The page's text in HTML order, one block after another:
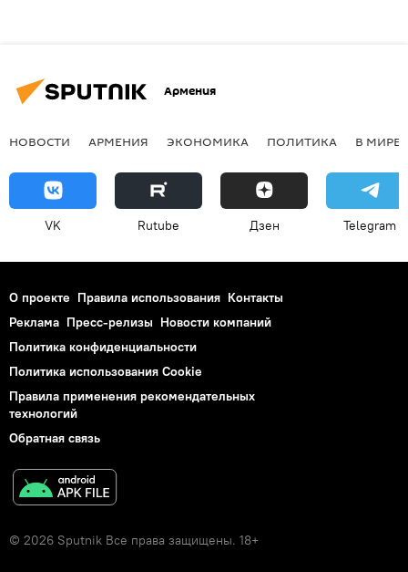
Армения
НОВОСТИ АРМЕНИЯ ЭКОНОМИКА ПОЛИТИКА В МИРЕ
VK Rutube Дзен Telegram
О проекте Правила использования Контакты
Реклама Пресс-релизы Новости компаний
Политика конфиденциальности
Политика использования Cookie
Правила применения рекомендательных
технологий
Обратная связь
© 2026 Sputnik Все права защищены. 18+